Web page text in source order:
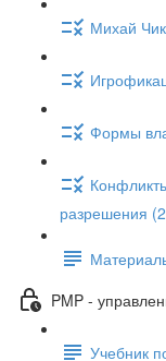
Михай
Формы
разрешения
PMP -
Учебник